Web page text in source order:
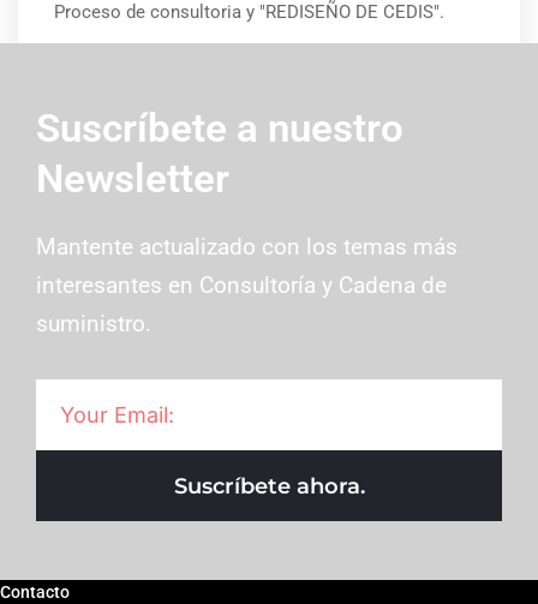
Proceso de consultoria y "REDISEÑO DE CEDIS".
Suscríbete a nuestro
Newsletter
Mantente actualizado con los temas más
interesantes en Consultoría y Cadena de
suministro.
Suscríbete ahora.
Contacto